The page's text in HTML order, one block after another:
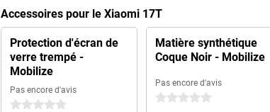
Accessoires pour le Xiaomi 17T
Protection d'écran de
verre trempé -
Mobilize
Pas encore d'avis
0 étoiles
Matière synthétique
Coque Noir - Mobilize
Pas encore d'avis
0 étoiles